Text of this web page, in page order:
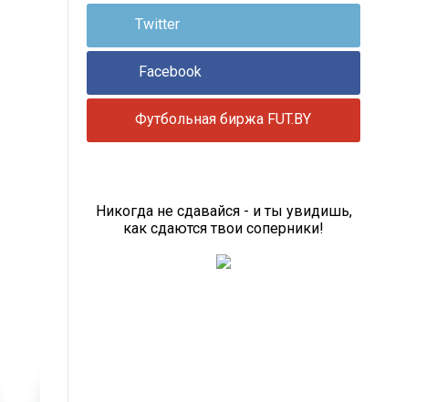
Twitter
Facebook
Футбольная биржа FUT.BY
Никогда не сдавайся - и ты увидишь,
как сдаются твои соперники!